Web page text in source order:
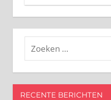
Zoeken
RECENTE BERICHTEN